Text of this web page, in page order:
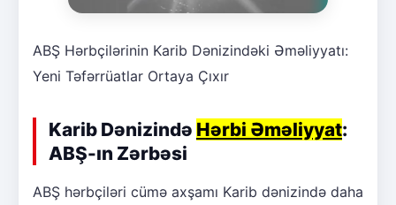
ABŞ Hərbçilərinin Karib Dənizindəki Əməliyyatı:
Yeni Təfərrüatlar Ortaya Çıxır
Karib Dənizində Hərbi Əməliyyat:
ABŞ-ın Zərbəsi
ABŞ hərbçiləri cümə axşamı Karib dənizində daha